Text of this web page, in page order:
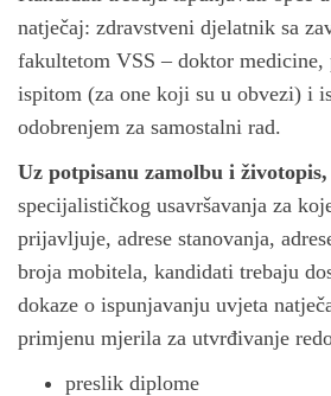
natječaj: zdravstveni djelatnik sa
fakultetom VSS – doktor
ispitom (za one koji su u obvezi) i
odobrenjem za samostalni rad.
Uz potpisanu zamolbu i životopis,
specijalističkog usavršavanja za
prijavljuje, adrese stanovanja,
broja mobitela, kandidati trebaju
dokaze o ispunjavanju uvjeta
primjenu mjerila za utvrđivanje
preslik diplome